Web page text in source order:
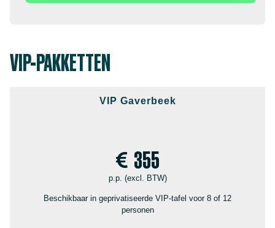
VIP-PAKKETTEN
VIP Gaverbeek
355
p.p. (excl. BTW)
Beschikbaar in geprivatiseerde VIP-tafel voor 8 of 12
personen